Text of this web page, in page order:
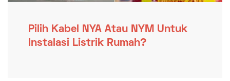
Pilih Kabel NYA Atau NYM Untuk
Instalasi Listrik Rumah?